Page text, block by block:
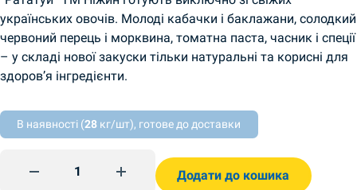
українських овочів. Молоді кабачки і баклажани, солодкий
червоний перець і морквина, томатна паста, часник і спеції
– у складі нової закуски тільки натуральні та корисні для
здоров’я інгредієнти.
В наявності (28 кг/шт), готове до доставки
Рататуй 450г Nizhyn quantity
Додати до кошика